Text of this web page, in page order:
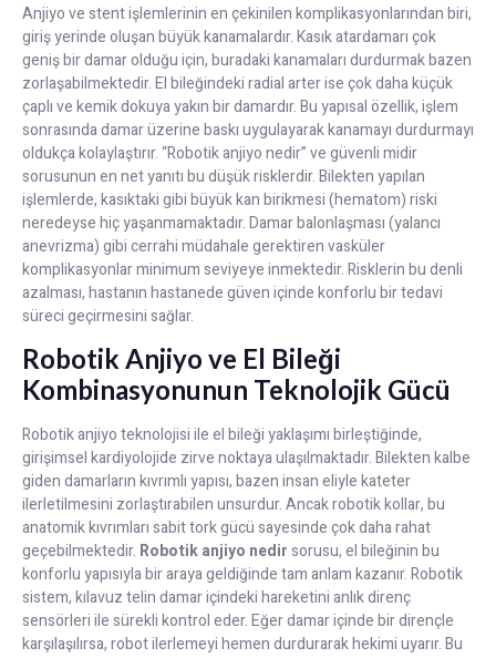
Anjiyo ve stent işlemlerinin en çekinilen komplikasyonlarından biri,
giriş yerinde oluşan büyük kanamalardır. Kasık atardamarı çok
geniş bir damar olduğu için, buradaki kanamaları durdurmak bazen
zorlaşabilmektedir. El bileğindeki radial arter ise çok daha küçük
çaplı ve kemik dokuya yakın bir damardır. Bu yapısal özellik, işlem
sonrasında damar üzerine baskı uygulayarak kanamayı durdurmayı
oldukça kolaylaştırır. “Robotik anjiyo nedir” ve güvenli midir
sorusunun en net yanıtı bu düşük risklerdir. Bilekten yapılan
işlemlerde, kasıktaki gibi büyük kan birikmesi (hematom) riski
neredeyse hiç yaşanmamaktadır. Damar balonlaşması (yalancı
anevrizma) gibi cerrahi müdahale gerektiren vasküler
komplikasyonlar minimum seviyeye inmektedir. Risklerin bu denli
azalması, hastanın hastanede güven içinde konforlu bir tedavi
süreci geçirmesini sağlar.
Robotik Anjiyo ve El Bileği
Kombinasyonunun Teknolojik Gücü
Robotik anjiyo teknolojisi ile el bileği yaklaşımı birleştiğinde,
girişimsel kardiyolojide zirve noktaya ulaşılmaktadır. Bilekten kalbe
giden damarların kıvrımlı yapısı, bazen insan eliyle kateter
ilerletilmesini zorlaştırabilen unsurdur. Ancak robotik kollar, bu
anatomik kıvrımları sabit tork gücü sayesinde çok daha rahat
geçebilmektedir. Robotik anjiyo nedirsorusu, el bileğinin bu
konforlu yapısıyla bir araya geldiğinde tam anlam kazanır. Robotik
sistem, kılavuz telin damar içindeki hareketini anlık direnç
sensörleri ile sürekli kontrol eder. Eğer damar içinde bir dirençle
karşılaşılırsa, robot ilerlemeyi hemen durdurarak hekimi uyarır. Bu